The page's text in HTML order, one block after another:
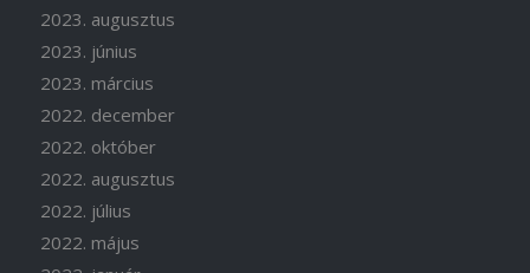
2023. augusztus
2023. június
2023. március
2022. december
2022. október
2022. augusztus
2022. július
2022. május